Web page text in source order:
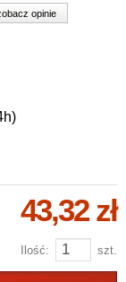
opinie
43,32 zł
Ilość: szt.